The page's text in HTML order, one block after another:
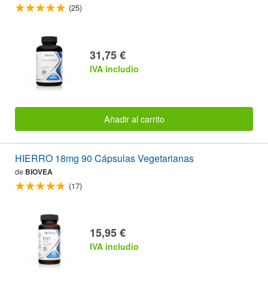
(25)
31,75 €
IVA includio
Añadir al carrito
HIERRO 18mg 90 Cápsulas Vegetarianas
de BIOVEA
(17)
15,95 €
IVA includio